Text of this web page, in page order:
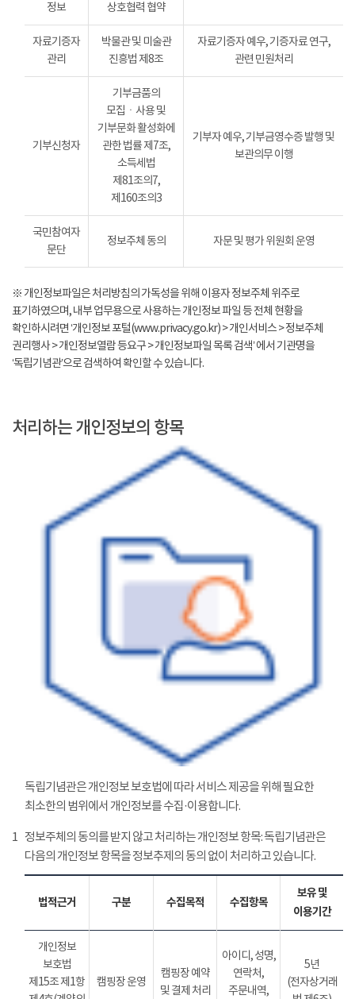
정보
상호협력 협약
자료기증자
관리
박물관 및 미술관
진흥법 제8조
자료기증자 예우, 기증자료 연구,
관련 민원처리
기부신청자
기부금품의
모집ㆍ사용 및
기부문화 활성화에
관한 법률 제7조,
소득세법
제81조의7,
제160조의3
기부자 예우, 기부금영수증 발행 및
보관의무 이행
국민참여자
문단
정보주체 동의 자문 및 평가 위원회 운영
※ 개인정보파일은 처리방침의 가독성을 위해 이용자 정보주체 위주로
표기하였으며, 내부 업무용으로 사용하는 개인정보 파일 등 전체 현황을
확인하시려면 ‘개인정보 포털(www.privacy.go.kr) > 개인서비스 > 정보주체
권리행사 > 개인정보열람 등요구 > 개인정보파일 목록 검색’ 에서 기관명을
‘독립기념관’으로 검색하여 확인할 수 있습니다.
처리하는 개인정보의 항목
독립기념관은 개인정보 보호법에 따라 서비스 제공을 위해 필요한
최소한의 범위에서 개인정보를 수집·이용합니다.
1 정보주체의 동의를 받지 않고 처리하는 개인정보 항목: 독립기념관은
다음의 개인정보 항목을 정보추제의 동의 없이 처리하고 있습니다.
법적근거 구분 수집목적 수집항목
보유 및
이용기간
개인정보
보호법
제15조 제1항
캠핑장 운영
캠핑장 예약
및 결제 처리
아이디, 성명,
연락처,
주문내역,
5년
(전자상거래